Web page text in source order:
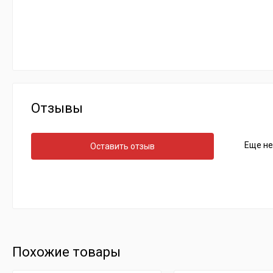
Отзывы
Оставить отзыв Еще
Похожие товары